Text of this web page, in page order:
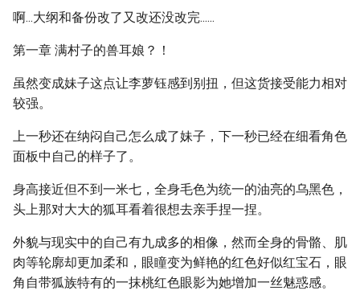
啊...大纲和备份改了又改还没改完......
第一章 满村子的兽耳娘？！
虽然变成妹子这点让李萝钰感到别扭，但这货接受能力相对
较强。
上一秒还在纳闷自己怎么成了妹子，下一秒已经在细看角色
面板中自己的样子了。
身高接近但不到一米七，全身毛色为统一的油亮的乌黑色，
头上那对大大的狐耳看着很想去亲手捏一捏。
外貌与现实中的自己有九成多的相像，然而全身的骨骼、肌
肉等轮廓却更加柔和，眼瞳变为鲜艳的红色好似红宝石，眼
角自带狐族特有的一抹桃红色眼影为她增加一丝魅惑感。